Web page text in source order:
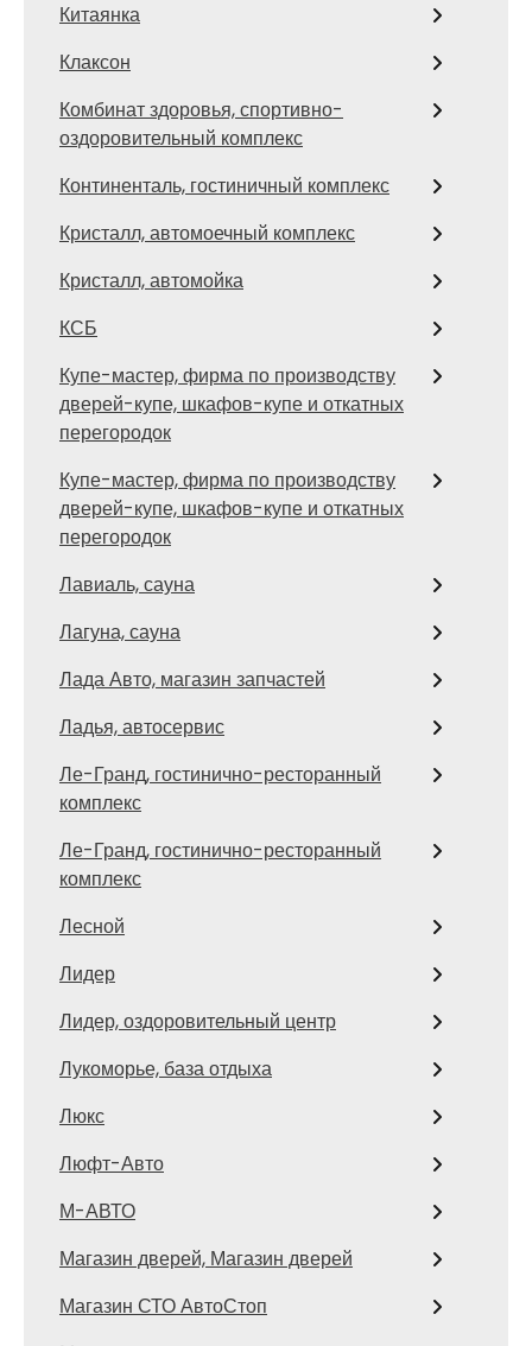
Китаянка
Клаксон
Комбинат здоровья, спортивно-
оздоровительный комплекс
Континенталь, гостиничный комплекс
Кристалл, автомоечный комплекс
Кристалл, автомойка
КСБ
Купе-мастер, фирма по производству
дверей-купе, шкафов-купе и откатных
перегородок
Купе-мастер, фирма по производству
дверей-купе, шкафов-купе и откатных
перегородок
Лавиаль, сауна
Лагуна, сауна
Лада Авто, магазин запчастей
Ладья, автосервис
Ле-Гранд, гостинично-ресторанный
комплекс
Ле-Гранд, гостинично-ресторанный
комплекс
Лесной
Лидер
Лидер, оздоровительный центр
Лукоморье, база отдыха
Люкс
Люфт-Авто
М-АВТО
Магазин дверей, Магазин дверей
Магазин СТО АвтоСтоп